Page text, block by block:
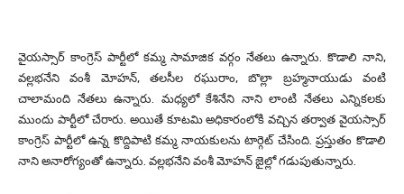
వైయస్సార్ కాంగ్రెస్ పార్టీలో కమ్మ సామాజిక వర్గం నేతలు ఉన్నారు. కొడాలి నాని,
వల్లభనేని వంశీ మోహన్, తలసీల రఘురాం, బొల్లా బ్రహ్మనాయుడు వంటి
చాలామంది నేతలు ఉన్నారు. మధ్యలో కేశినేని నాని లాంటి నేతలు ఎన్నికలకు
ముందు పార్టీలో చేరారు. అయితే కూటమి అధికారంలోకి వచ్చిన తర్వాత వైయస్సార్
కాంగ్రెస్ పార్టీలో ఉన్న కొద్దిపాటి కమ్మ నాయకులను టార్గెట్ చేసింది. ప్రస్తుతం కొడాలి
నాని అనారోగ్యంతో ఉన్నారు. వల్లభనేని వంశీ మోహన్ జైల్లో గడుపుతున్నారు.